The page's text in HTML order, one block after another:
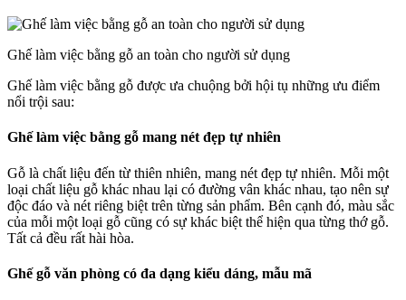
Ghế làm việc bằng gỗ an toàn cho người sử dụng
Ghế làm việc bằng gỗ được ưa chuộng bởi hội tụ những ưu điểm
nổi trội sau:
Ghế làm việc bằng gỗ mang nét đẹp tự nhiên
Gỗ là chất liệu đến từ thiên nhiên, mang nét đẹp tự nhiên. Mỗi một
loại chất liệu gỗ khác nhau lại có đường vân khác nhau, tạo nên sự
độc đáo và nét riêng biệt trên từng sản phẩm. Bên cạnh đó, màu sắc
của mỗi một loại gỗ cũng có sự khác biệt thể hiện qua từng thớ gỗ.
Tất cả đều rất hài hòa.
Ghế gỗ văn phòng có đa dạng kiểu dáng, mẫu mã